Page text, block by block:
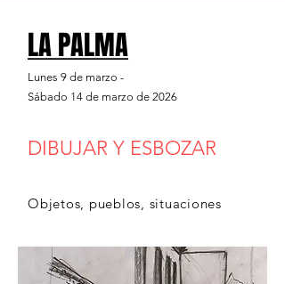
LA PALMA
LA PALMA
Lunes 9 de marzo -
Sábado 14 de marzo de 2026
DIBUJAR Y ESBOZAR
Objetos, pueblos, situaciones